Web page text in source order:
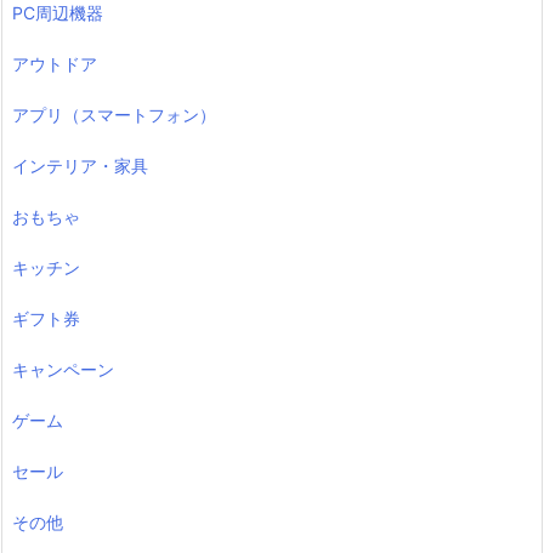
PC周辺機器
アウトドア
アプリ（スマートフォン）
インテリア・家具
おもちゃ
キッチン
ギフト券
キャンペーン
ゲーム
セール
その他